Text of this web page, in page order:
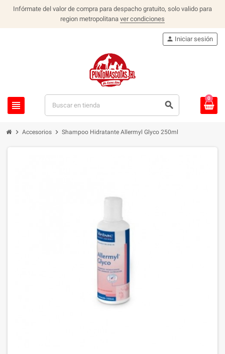
Infórmate del valor de compra para despacho gratuito, solo valido para
region metropolitana ver condiciones
view_headline search
person Iniciar sesión
0
chevron_right Accesorios chevron_right Shampoo Hidratante Allermyl Glyco 250ml